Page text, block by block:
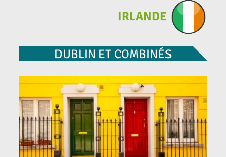
IRLANDE
DUBLIN ET COMBINÉS